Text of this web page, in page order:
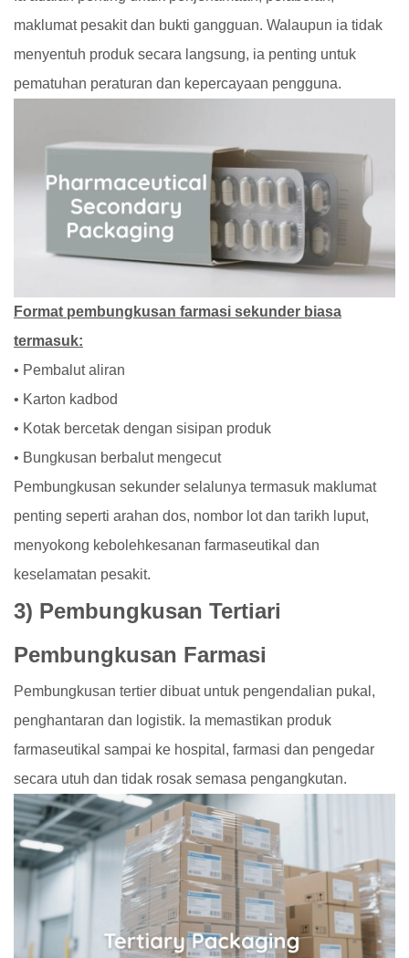
maklumat pesakit dan bukti gangguan. Walaupun ia tidak
menyentuh produk secara langsung, ia penting untuk
pematuhan peraturan dan kepercayaan pengguna.
Format pembungkusan farmasi sekunder biasa
termasuk:
• Pembalut aliran
• Karton kadbod
• Kotak bercetak dengan sisipan produk
• Bungkusan berbalut mengecut
Pembungkusan sekunder selalunya termasuk maklumat
penting seperti arahan dos, nombor lot dan tarikh luput,
menyokong kebolehkesanan farmaseutikal dan
keselamatan pesakit.
3) Pembungkusan Tertiari
Pembungkusan Farmasi
Pembungkusan tertier dibuat untuk pengendalian pukal,
penghantaran dan logistik. Ia memastikan produk
farmaseutikal sampai ke hospital, farmasi dan pengedar
secara utuh dan tidak rosak semasa pengangkutan.